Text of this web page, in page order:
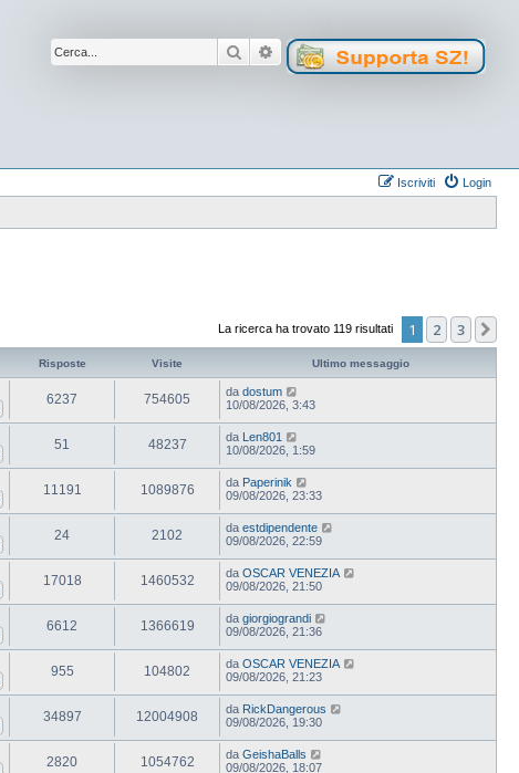
Cerca Ricerca avanzata
Login
Iscriviti
La ricerca ha trovato 119 risultati 1 2 3
Risposte Visite Ultimo messaggio
6237 754605 da dostum
10/08/2026, 3:43
51 48237 da Len801
10/08/2026, 1:59
11191 1089876 da Paperinik
09/08/2026, 23:33
24 2102 da estdipendente
09/08/2026, 22:59
17018 1460532 da OSCAR VENEZIA
09/08/2026, 21:50
6612 1366619 da giorgiograndi
09/08/2026, 21:36
955 104802 da OSCAR VENEZIA
09/08/2026, 21:23
34897 12004908 da RickDangerous
09/08/2026, 19:30
2820 1054762 da GeishaBalls
09/08/2026, 18:07